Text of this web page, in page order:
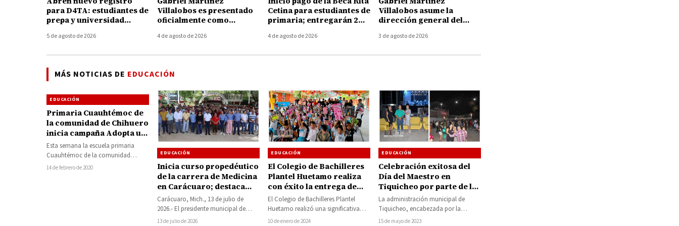
para D4TA: estudiantes de
prepa y universidad
internet gratuito
5 de agosto de 2026
Villalobos es presentado
oficialmente como
Tecnológico de Huetamo
4 de agosto de 2026
Cetina para estudiantes de
primaria; entregarán 2
4 de agosto de 2026
Villalobos asume la
dirección general del
3 de agosto de 2026
MÁS NOTICIAS DE EDUCACIÓN
EDUCACIÓN
Primaria Cuauhtémoc de
la comunidad de Chihuero
inicia campaña Adopta un
Árbol
Esta semana la escuela primaria
Cuauhtémoc de la comunidad
Chihuero, inició con sus estudiantes
14 de febrero de 2020
EDUCACIÓN
Inicia curso propedéutico
de la carrera de Medicina
en Carácuaro; destaca
Hever Tentory impulso a
la educación superior
Carácuaro, Mich., 13 de julio de
2026.- El presidente municipal de
Carácuaro, Hever Tentory García,
13 de julio de 2026
EDUCACIÓN
El Colegio de Bachilleres
Plantel Huetamo realiza
con éxito la entrega de
juguetes a niñas y niños
del CAM y preescolares
El Colegio de Bachilleres Plantel
Huetamo realizó una significativa
iniciativa solidaria al realizar la
10 de enero de 2024
EDUCACIÓN
Celebración exitosa del
Día del Maestro en
Tiquicheo por parte de las
autoridades municipales
La administración municipal de
Tiquicheo, encabezada por la
presidenta Catalina Pérez Negrón
15 de mayo de 2023